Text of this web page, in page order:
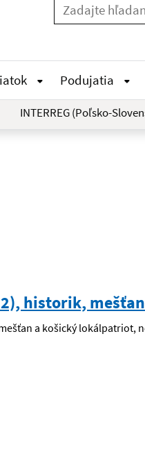
Podujatia
INTERREG (Poľsko-
historik,
a košický lokálpatriot,